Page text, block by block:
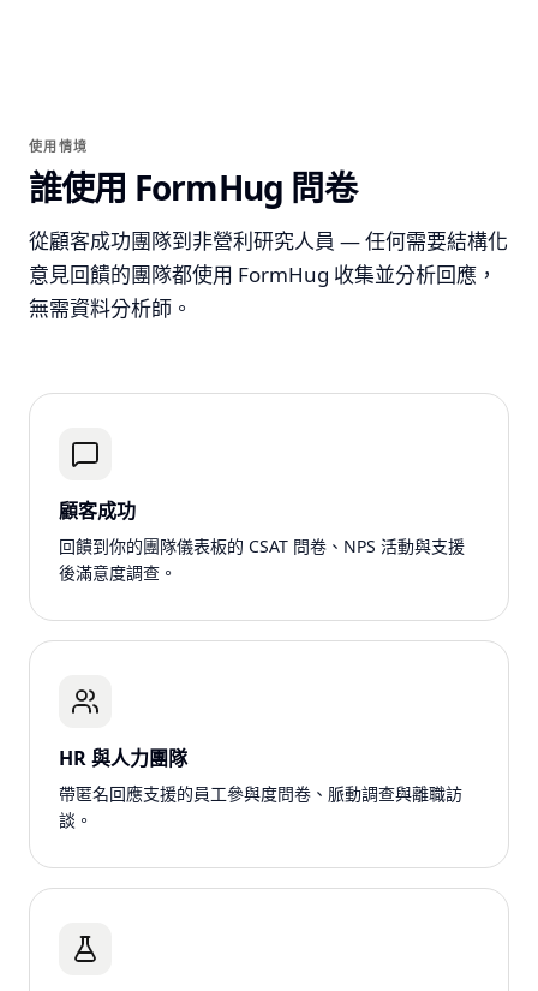
使用情境
誰使用 FormHug 問卷
從顧客成功團隊到非營利研究人員 — 任何需要結構化
意見回饋的團隊都使用 FormHug 收集並分析回應，
無需資料分析師。
顧客成功
回饋到你的團隊儀表板的 CSAT 問卷、NPS 活動與支援
後滿意度調查。
HR 與人力團隊
帶匿名回應支援的員工參與度問卷、脈動調查與離職訪
談。